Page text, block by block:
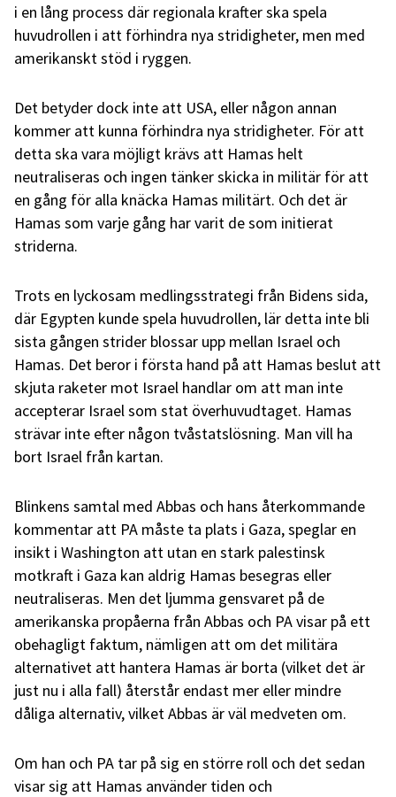
i en lång process där regionala krafter ska spela
huvudrollen i att förhindra nya stridigheter, men med
amerikanskt stöd i ryggen.
Det betyder dock inte att USA, eller någon annan
kommer att kunna förhindra nya stridigheter. För att
detta ska vara möjligt krävs att Hamas helt
neutraliseras och ingen tänker skicka in militär för att
en gång för alla knäcka Hamas militärt. Och det är
Hamas som varje gång har varit de som initierat
striderna.
Trots en lyckosam medlingsstrategi från Bidens sida,
där Egypten kunde spela huvudrollen, lär detta inte bli
sista gången strider blossar upp mellan Israel och
Hamas. Det beror i första hand på att Hamas beslut att
skjuta raketer mot Israel handlar om att man inte
accepterar Israel som stat överhuvudtaget. Hamas
strävar inte efter någon tvåstatslösning. Man vill ha
bort Israel från kartan.
Blinkens samtal med Abbas och hans återkommande
kommentar att PA måste ta plats i Gaza, speglar en
insikt i Washington att utan en stark palestinsk
motkraft i Gaza kan aldrig Hamas besegras eller
neutraliseras. Men det ljumma gensvaret på de
amerikanska propåerna från Abbas och PA visar på ett
obehagligt faktum, nämligen att om det militära
alternativet att hantera Hamas är borta (vilket det är
just nu i alla fall) återstår endast mer eller mindre
dåliga alternativ, vilket Abbas är väl medveten om.
Om han och PA tar på sig en större roll och det sedan
visar sig att Hamas använder tiden och